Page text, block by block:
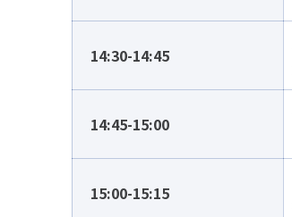
14:30-14:45
14:45-15:00
15:00-15:15